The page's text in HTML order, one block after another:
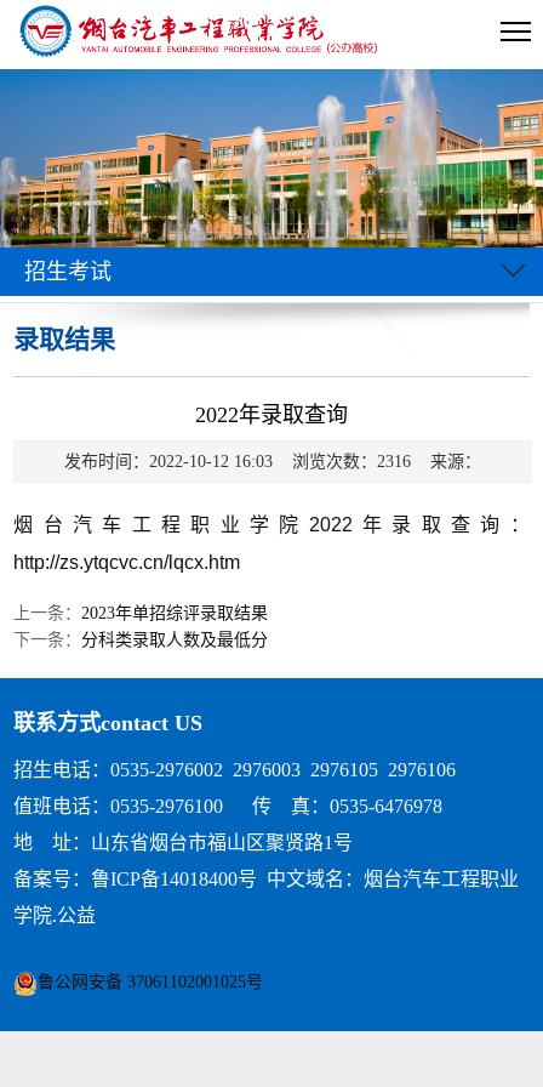
招生考试
录取结果
信息公开>>招生考试>>
2022年录取查询
发布时间：2022-10-12 16:03 浏览次数： 2316 来源：
烟台汽车工程职业学院2022年录取查询：
http://zs.ytqcvc.cn/lqcx.htm
上一条：2023年单招综评录取结果
下一条：分科类录取人数及最低分
联系方式contact US
招生电话：0535-2976002 2976003 2976105 2976106
值班电话：0535-2976100 传 真：0535-6476978
地 址：山东省烟台市福山区聚贤路1号
备案号：鲁ICP备14018400号 中文域名：烟台汽车工程职业
学院.公益
鲁公网安备 37061102001025号